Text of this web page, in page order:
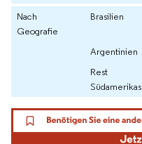
Nach
Geografie
Brasilien
Argentinien
Rest
Südamerikas